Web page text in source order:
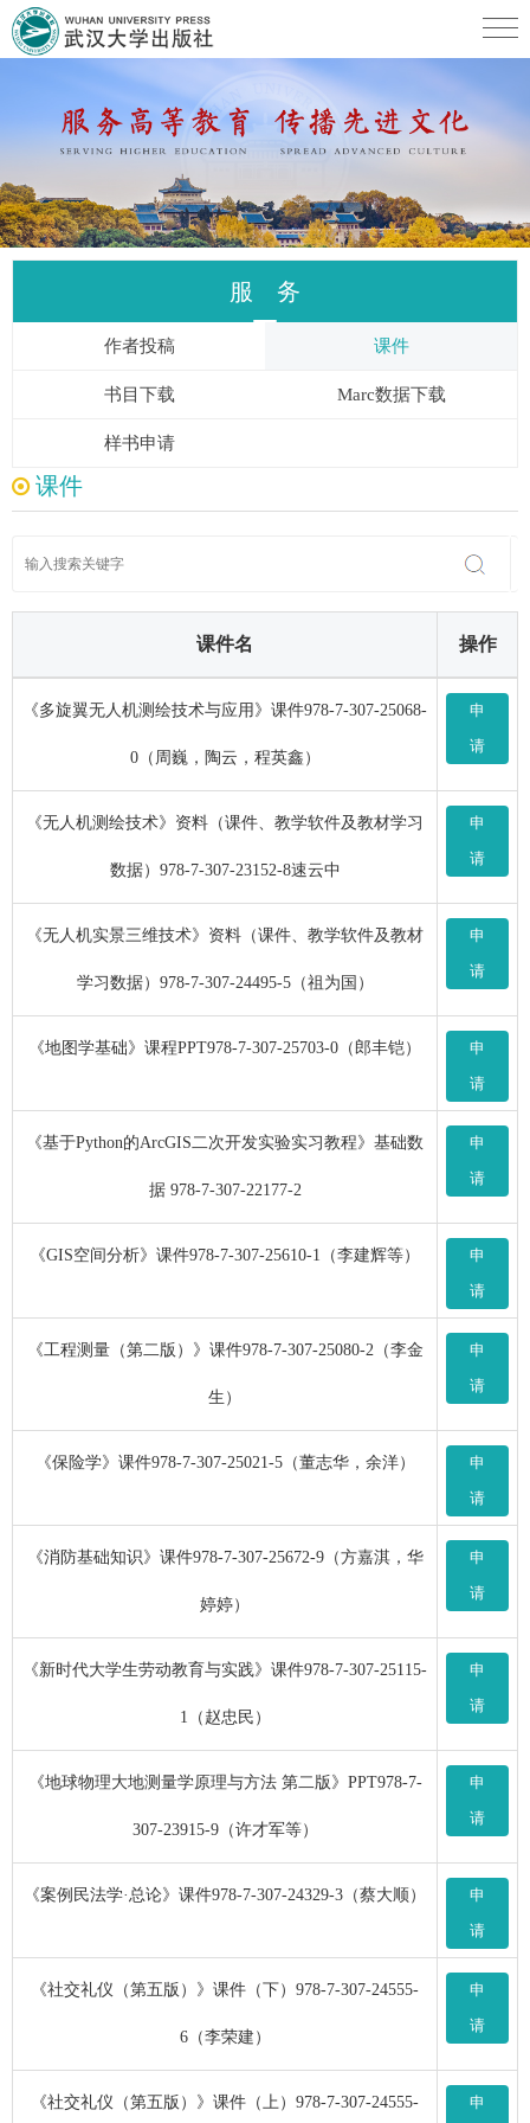
服 务
作者投稿 课件
书目下载 Marc数据下载
样书申请
课件
课件名 操作
《多旋翼无人机测绘技术与应用》课件978-7-307-25068-
0（周巍，陶云，程英鑫）
申
请
《无人机测绘技术》资料（课件、教学软件及教材学习
数据）978-7-307-23152-8速云中
申
请
《无人机实景三维技术》资料（课件、教学软件及教材
学习数据）978-7-307-24495-5（祖为国）
申
请
《地图学基础》课程PPT978-7-307-25703-0（郎丰铠）
申
请
《基于Python的ArcGIS二次开发实验实习教程》基础数
据 978-7-307-22177-2
申
请
《GIS空间分析》课件978-7-307-25610-1（李建辉等）
申
请
《工程测量（第二版）》课件978-7-307-25080-2（李金
生）
申
请
《保险学》课件978-7-307-25021-5（董志华，余洋）
申
请
《消防基础知识》课件978-7-307-25672-9（方嘉淇，华
婷婷）
申
请
《新时代大学生劳动教育与实践》课件978-7-307-25115-
1（赵忠民）
申
请
《地球物理大地测量学原理与方法 第二版》PPT978-7-
307-23915-9（许才军等）
申
请
《案例民法学·总论》课件978-7-307-24329-3（蔡大顺）
申
请
《社交礼仪（第五版）》课件（下）978-7-307-24555-
6（李荣建）
申
请
《社交礼仪（第五版）》课件（上）978-7-307-24555- 申